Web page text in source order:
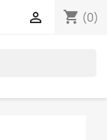
shopping_cart (0)
